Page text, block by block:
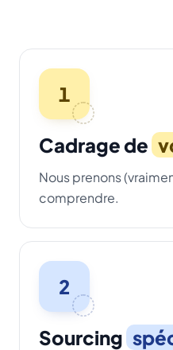
1
Cadrage de
Nous prenons
comprendre.
2
Sourcing